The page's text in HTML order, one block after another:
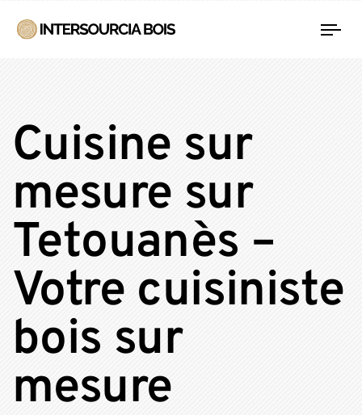
Cuisine sur
mesure sur
Tetouanès –
Votre cuisiniste
bois sur
mesure